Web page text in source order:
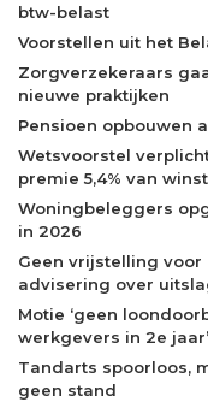
btw-belast
Voorstellen uit het
Zorgverzekeraars
nieuwe praktijken
Pensioen opbouwen
Wetsvoorstel
premie 5,4% van winst
Woningbeleggers
in 2026
Geen vrijstelling
advisering over
Motie ‘geen
werkgevers in 2e
Tandarts spoorloos,
geen stand